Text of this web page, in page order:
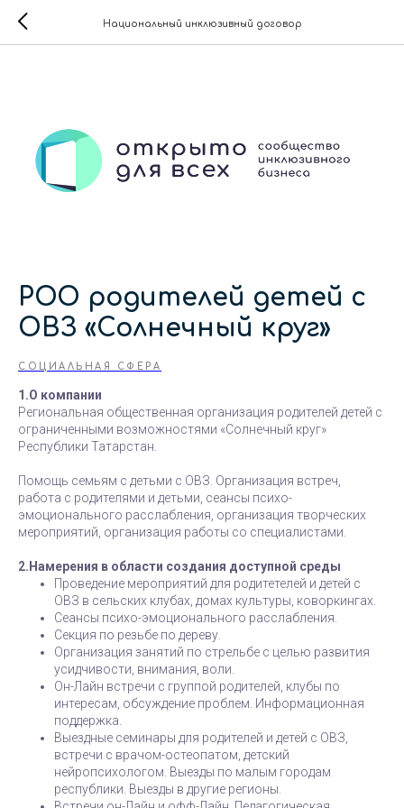
Национальный инклюзивный договор
РОО родителей детей с
ОВЗ «Солнечный круг»
СОЦИАЛЬНАЯ СФЕРА
1.О компании
Региональная общественная организация родителей детей с
ограниченными возможностями «Солнечный круг»
Республики Татарстан.
Помощь семьям с детьми с ОВЗ. Организация встреч,
работа с родителями и детьми, сеансы психо-
эмоционального расслабления, организация творческих
мероприятий, организация работы со специалистами.
2.Намерения в области создания доступной среды
Проведение мероприятий для родитетелей и детей с
ОВЗ в сельских клубах, домах культуры, коворкингах.
Сеансы психо-эмоционального расслабления.
Секция по резьбе по дереву.
Организация занятий по стрельбе с целью развития
усидчивости, внимания, воли.
Он-Лайн встречи с группой родителей, клубы по
интересам, обсуждение проблем. Информационная
поддержка.
Выездные семинары для родителей и детей с ОВЗ,
встречи с врачом-остеопатом, детский
нейропсихологом. Выезды по малым городам
республики. Выезды в другие регионы.